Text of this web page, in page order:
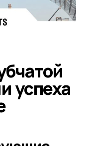
успеха